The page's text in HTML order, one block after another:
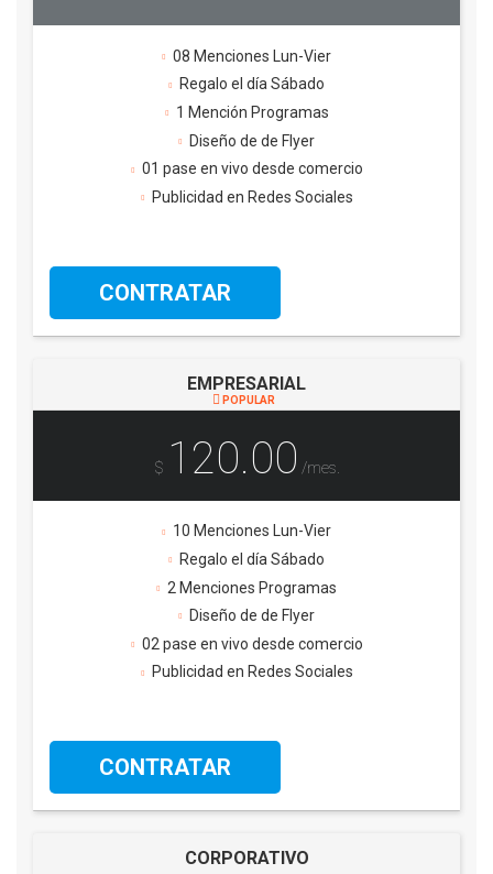
08 Menciones Lun-Vier
Regalo el día Sábado
1 Mención Programas
Diseño de de Flyer
01 pase en vivo desde comercio
Publicidad en Redes Sociales
CONTRATAR
EMPRESARIAL
POPULAR
$ 120.00 /mes.
10 Menciones Lun-Vier
Regalo el día Sábado
2 Menciones Programas
Diseño de de Flyer
02 pase en vivo desde comercio
Publicidad en Redes Sociales
CONTRATAR
CORPORATIVO